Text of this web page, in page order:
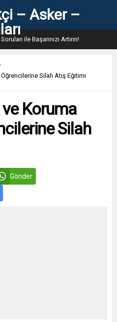
Silah Atış Eğitimi
Koruma
Silah
Gönder